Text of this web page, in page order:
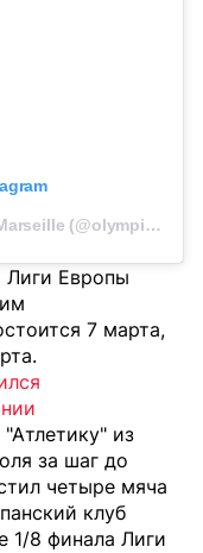
Публикация от OM | Olympique de Marseille (@olympiquedemarseille)
Лиги Европы
7 марта,
из
за шаг до
четыре мяча
клуб
1/8 финала Лиги